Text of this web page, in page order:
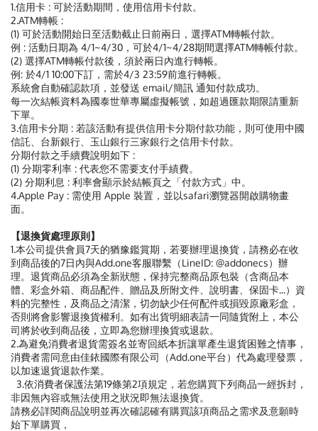
1.信用卡 : 可於活動期間，使用信用卡付款。
2.ATM轉帳 :
(1) 可於活動開始日至活動截止日前兩日，選擇ATM轉帳付款。
例 : 活動日期為 4/1~4/30，可於4/1~4/28期間選擇ATM轉帳付款。
(2) 選擇ATM轉帳付款後，須於兩日內進行轉帳。
例: 於4/1 10:00下訂，需於4/3 23:59前進行轉帳。
系統會自動確認款項，並發送 email/簡訊 通知付款成功。
每一次結帳資料為國泰世華專屬虛擬帳號，如超過匯款期限請重新
下單。
3.信用卡分期 : 若該活動有提供信用卡分期付款功能，則可使用中國
信託、台新銀行、玉山銀行三家銀行之信用卡付款。
分期付款之手續費說明如下 :
(1) 分期零利率 : 代表您不需要支付手績費。
(2) 分期利息 : 利率會顯示於結帳頁之「付款方式」中。
4.Apple Pay : 需使用 Apple 裝置，並以safari瀏覽器開啟購物畫
面。
【退換貨處理原則】
1.本公司提供會員7天的猶豫鑑賞期，若要辦理退換貨，請務必在收
到商品後的7日內與Add.one客服聯繫（LineID: @addonecs）辦
理。退貨商品必須為全新狀態，保持完整商品原包裝（含商品本
體、彩盒外箱、商品配件、贈品及所附文件、說明書、保固卡...）資
料的完整性，及商品之清潔，切勿缺少任何配件或損毀原廠彩盒，
否則將會影響退換貨權利。如有出貨明細表請一同隨貨附上，本公
司將於收到商品後，立即為您辦理換貨或退款。
2.為避免消費者退貨需簽名並寄回紙本折讓單產生退貨困難之情事，
消費者需同意由佳銥國際有限公司（Add.one平台）代為處理發票，
以加速退貨退款作業。
3.依消費者保護法第19條第2項規定，若您購買下列商品一經拆封，
非因無內容或無法使用之狀況即無法退換貨。
請務必詳閱商品說明並再次確認確有購買該項商品之需求及意願時
始下單購買，